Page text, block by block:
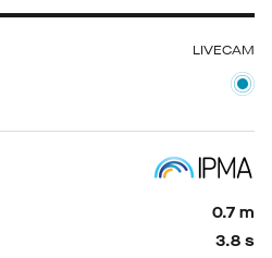
LIVECAM
0.7 m
3.8 s